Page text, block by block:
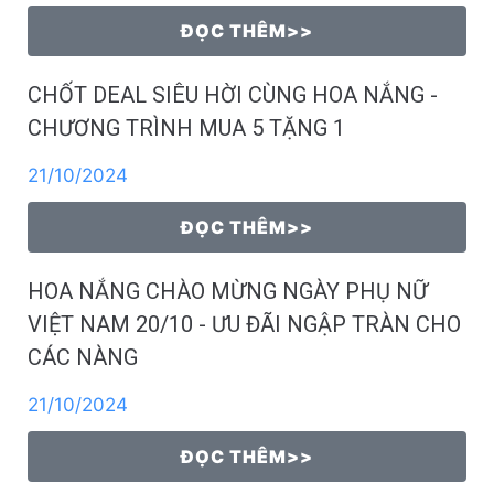
ĐỌC THÊM>>
CHỐT DEAL SIÊU HỜI CÙNG HOA NẮNG -
CHƯƠNG TRÌNH MUA 5 TẶNG 1
21/10/2024
ĐỌC THÊM>>
HOA NẮNG CHÀO MỪNG NGÀY PHỤ NỮ
VIỆT NAM 20/10 - ƯU ĐÃI NGẬP TRÀN CHO
CÁC NÀNG
21/10/2024
ĐỌC THÊM>>